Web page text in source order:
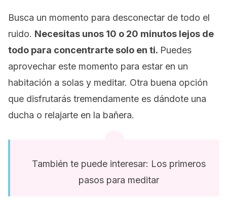
Busca un momento para desconectar de todo el
ruido. Necesitas unos 10 o 20 minutos lejos de
todo para concentrarte solo en ti. Puedes
aprovechar este momento para estar en un
habitación a solas y meditar. Otra buena opción
que disfrutarás tremendamente es dándote una
ducha o relajarte en la bañera.
También te puede interesar: Los primeros
pasos para meditar